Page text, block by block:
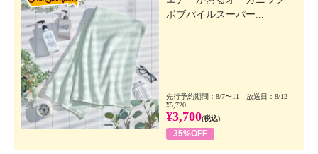
ボブパイルスーパー...
先行予約期間：8/7〜11 放送日：8/12
¥5,720
¥3,700(税込)
35%OFF